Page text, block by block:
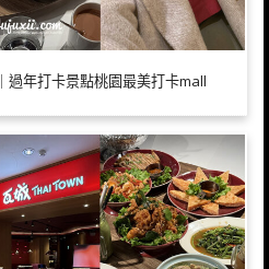
年打卡景點桃園最美打卡mall